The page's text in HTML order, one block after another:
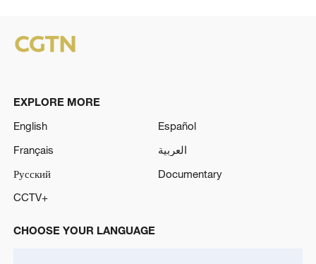
EXPLORE MORE
English
Español
Français
العربية
Русский
Documentary
CCTV+
CHOOSE YOUR LANGUAGE